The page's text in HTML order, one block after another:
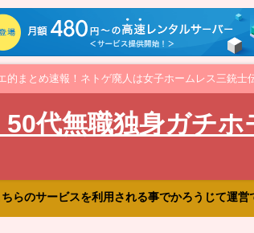
まとめ速報！ネトゲ廃人は女子ホームレス三銃
代無職独身ガチ
らのサービスを利用される事でかろうじて運